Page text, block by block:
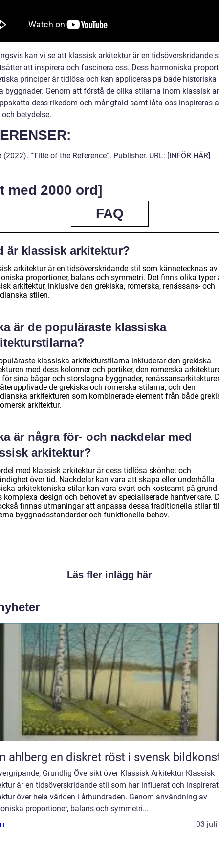
kan vi se att klassisk arkitektur är en tidsöverskridande
att inspirera och fascinera oss. Dess harmoniska
principer är tidlösa och kan appliceras på både historiska
byggnader. Genom att förstå de olika stilarna inom klassisk
dess rikedom och mångfald samt låta oss inspireras
betydelse.
(2022). ”Title of the Reference”. Publisher. URL: [INFÖR HÄR]
med 2000 ord]
FAQ
är klassisk arkitektur?
arkitektur är en tidsöverskridande stil som kännetecknas av
proportioner, balans och symmetri. Det finns olika typer
arkitektur, inklusive den grekiska, romerska, renässans- och
stilen.
är de populäraste klassiska
klassiska arkitekturstilarna inkluderar den grekiska
med dess kolonner och portiker, den romerska
för sina bågar och storslagna byggnader,
de grekiska och romerska stilarna, och den
arkitekturen som kombinerade element från både
arkitektur.
är några för- och nackdelar med
arkitektur?
med klassisk arkitektur är dess tidlösa skönhet och
över tid. Nackdelar kan vara att skapa eller underhålla
arkitektoniska stilar kan vara svårt och kostsamt på grund
komplexa design och behovet av specialiserade hantverkare.
finnas utmaningar att anpassa dessa traditionella stilar
byggnadsstandarder och funktionella behov.
Läs fler inlägg här
Sten ahlberg en diskret röst i svensk
Grundlig Översikt över Klassisk Arkitektur Klassisk
är en tidsöverskridande stil som har influerat och inspirerat
över hela världen i århundraden. Genom användning av
proportioner, balans och symmetri...
03 juli